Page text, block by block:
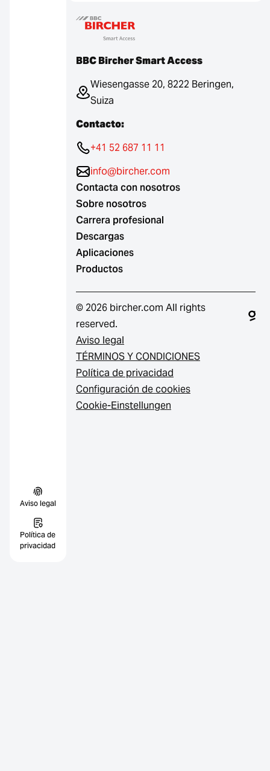
Aviso legal
Política de
privacidad
BBC Bircher Smart Access
Wiesengasse 20, 8222 Beringen,
Suiza
Contacto:
+41 52 687 11 11
info@bircher.com
Contacta con nosotros
Sobre nosotros
Carrera profesional
Descargas
Aplicaciones
Productos
© 2026 bircher.com All rights
reserved.
Aviso legal
TÉRMINOS Y CONDICIONES
Política de privacidad
Configuración de cookies
Cookie-Einstellungen